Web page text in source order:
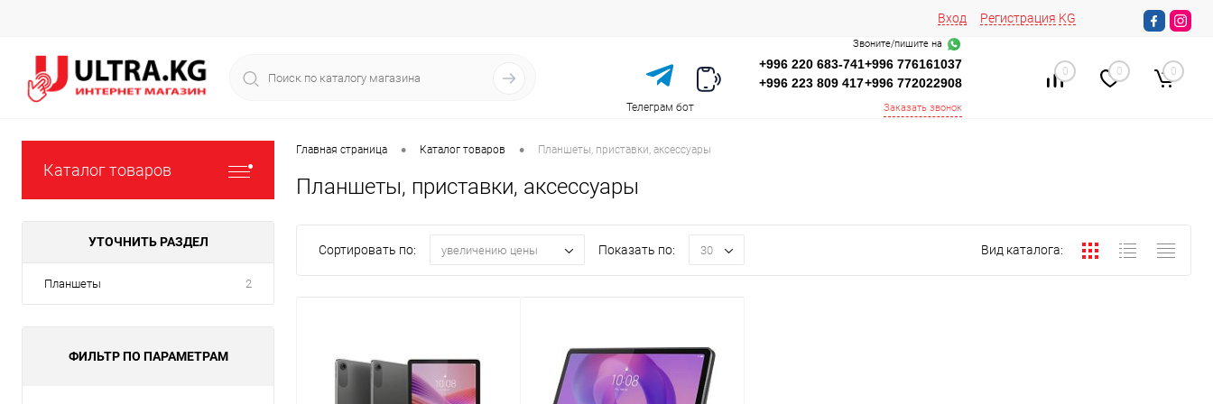
Вход Регистрация KG
Телеграм бот
Звоните/пишите на
+996 220 683-741
+996 223 809 417
+996 776161037
+996 772022908
Заказать звонок
0 0 0
Каталог товаров
УТОЧНИТЬ РАЗДЕЛ
Планшеты 2
ФИЛЬТР ПО ПАРАМЕТРАМ
Главная страница • Каталог товаров • Планшеты, приставки, аксессуары
Планшеты, приставки, аксессуары
Сортировать по: увеличению цены Показать по: 30 Вид каталога: